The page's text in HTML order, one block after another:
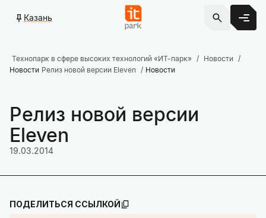
Казань
Технопарк в сфере высоких технологий «ИТ-парк»
Новости
Новости Релиз новой версии Eleven Новости
Релиз новой версии
Eleven
19.03.2014
ПОДЕЛИТЬСЯ ССЫЛКОЙ